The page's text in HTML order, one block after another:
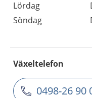
Lördag
Söndag
Växeltelefon
0498-26 90